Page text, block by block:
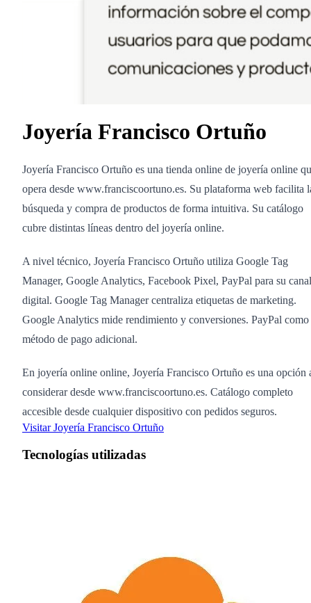
Joyería Francisco Ortuño
Joyería Francisco Ortuño es una tienda online de joyería online
opera desde www.franciscoortuno.es. Su plataforma web facilita
búsqueda y compra de productos de forma intuitiva. Su catálogo
cubre distintas líneas dentro del joyería online.
A nivel técnico, Joyería Francisco Ortuño utiliza Google Tag
Manager, Google Analytics, Facebook Pixel, PayPal para su canal
digital. Google Tag Manager centraliza etiquetas de marketing.
Google Analytics mide rendimiento y conversiones. PayPal como
método de pago adicional.
En joyería online online, Joyería Francisco Ortuño es una opción
considerar desde www.franciscoortuno.es. Catálogo completo
accesible desde cualquier dispositivo con pedidos seguros.
Visitar Joyería Francisco Ortuño
Tecnologías utilizadas